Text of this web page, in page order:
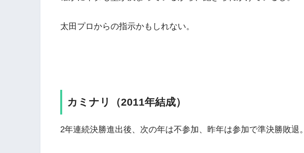
太田プロからの指示かもしれない。
カミナリ（2011年結成）
2年連続決勝進出後、次の年は不参加、昨年は参加で準決勝敗退。